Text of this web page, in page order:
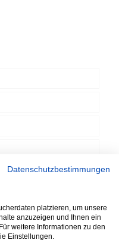
Datenschutzbestimmungen
platzieren, um unsere
anzuzeigen und Ihnen ein
weitere Informationen zu den
Einstellungen.